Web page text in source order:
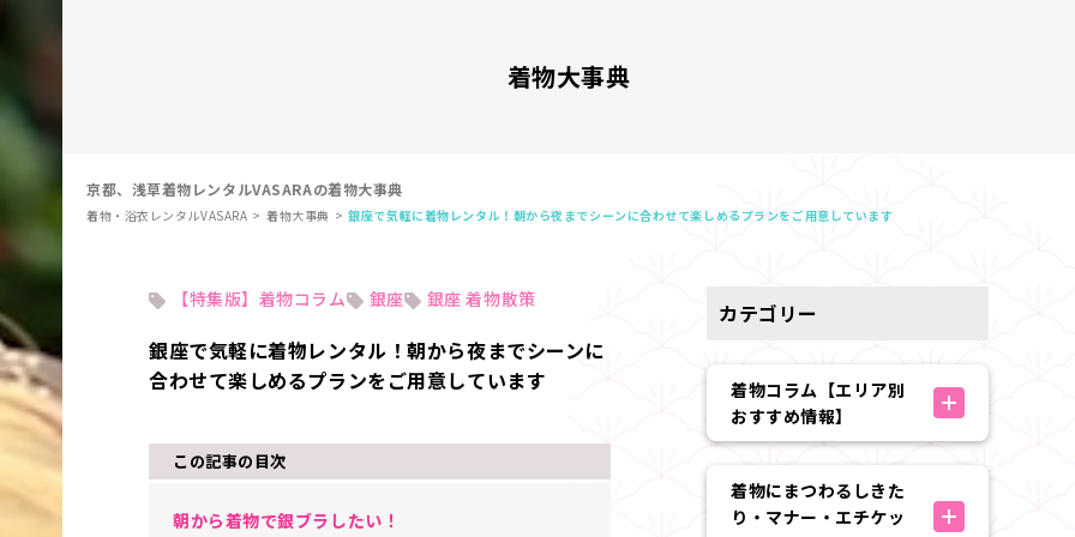
着物大事典
京都、浅草着物レンタルVASARAの着物大事典
着物・浴衣レンタルVASARA 着物大事典 銀座で気軽に着物レンタル！朝から夜までシーンに合わせて楽しめるプランをご用意しています
【特集版】着物コラム 銀座 銀座 着物散策
銀座で気軽に着物レンタル！朝から夜までシーンに
合わせて楽しめるプランをご用意しています
この記事の目次
朝から着物で銀ブラしたい！
カテゴリー
着物コラム【エリア別
おすすめ情報】
着物にまつわるしきた
り・マナー・エチケッ